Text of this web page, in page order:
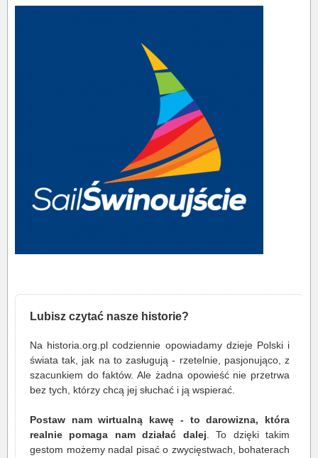
Lubisz czytać nasze historie?
Na historia.org.pl codziennie opowiadamy dzieje Polski i
świata tak, jak na to zasługują - rzetelnie, pasjonująco, z
szacunkiem do faktów. Ale żadna opowieść nie przetrwa
bez tych, którzy chcą jej słuchać i ją wspierać.
Postaw nam wirtualną kawę - to darowizna, która
realnie pomaga nam działać dalej . To dzięki takim
gestom możemy nadal pisać o zwycięstwach, bohaterach